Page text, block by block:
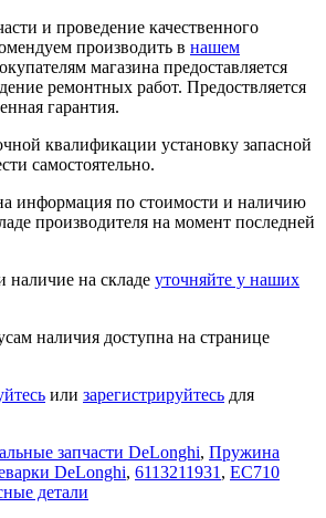
и проведение качественного
производить в нашем
магазина предоставляется
ремонтных работ. Предоствляется
гарантия.
квалификации установку запасной
самостоятельно.
информация по стоимости и наличию
производителя на момент последней
наличие на складе уточняйте у наших
наличия доступна на странице
или зарегистрируйтесь для
запчасти DeLonghi, Пружина
DeLonghi, 6113211931 , EC710
детали